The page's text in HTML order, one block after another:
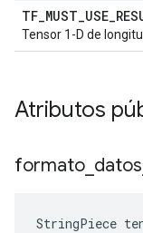
Tensor 1-D de
Atributos
formato datos
StringPiece